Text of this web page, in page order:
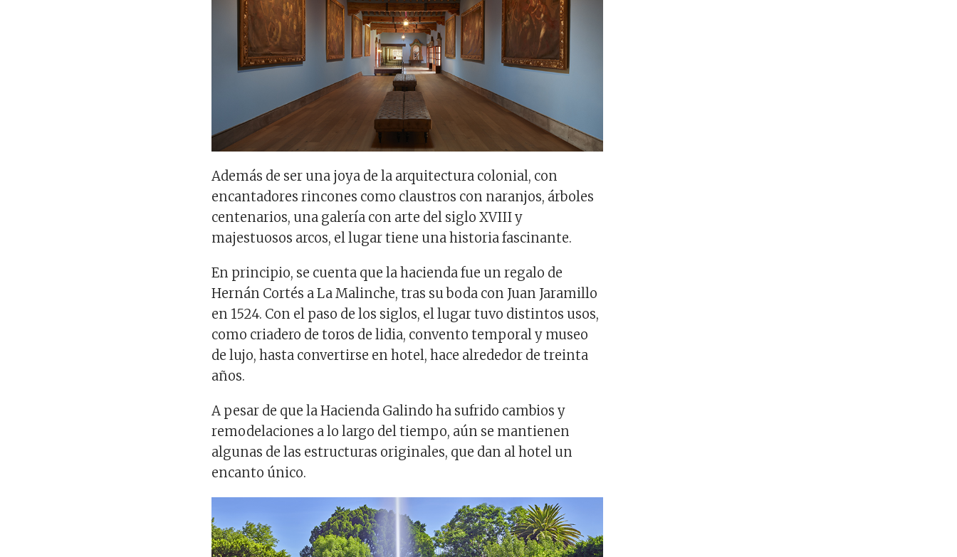
Además de ser una joya de la arquitectura colonial, con
encantadores rincones como claustros con naranjos, árboles
centenarios, una galería con arte del siglo XVIII y
majestuosos arcos, el lugar tiene una historia fascinante.
En principio, se cuenta que la hacienda fue un regalo de
Hernán Cortés a La Malinche, tras su boda con Juan Jaramillo
en 1524. Con el paso de los siglos, el lugar tuvo distintos usos,
como criadero de toros de lidia, convento temporal y museo
de lujo, hasta convertirse en hotel, hace alrededor de treinta
años.
A pesar de que la Hacienda Galindo ha sufrido cambios y
remodelaciones a lo largo del tiempo, aún se mantienen
algunas de las estructuras originales, que dan al hotel un
encanto único.